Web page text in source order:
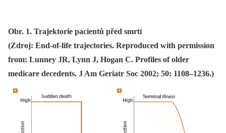
Obr. 1. Trajektorie pacientů před smrtí
(Zdroj: End-of-life trajectories. Reproduced with permission
from: Lunney JR, Lynn J, Hogan C. Profiles of older
medicare decedents. J Am Geriatr Soc 2002; 50: 1108–1236.)